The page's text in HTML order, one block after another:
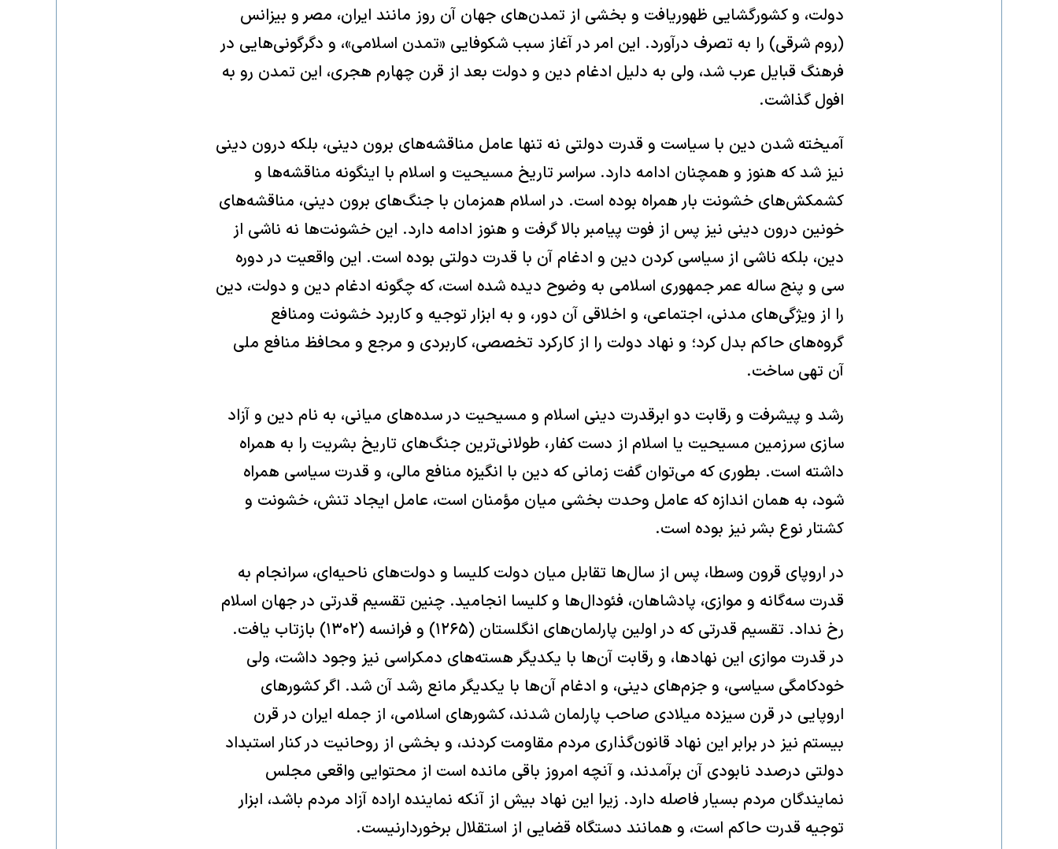
دولت، و کشورگشایی ظهوریافت و بخشی از تمدن‌های جهان آن روز مانند ایران، مصر و بیزانس
(روم شرقی) را به تصرف درآورد. این امر در آغاز سبب شکوفایی «تمدن اسلامی»، و دگرگونی‌هایی در
فرهنگ قبایل عرب شد، ولی به دلیل ادغام دین و دولت بعد از قرن چهارم هجری، این تمدن رو به
افول گذاشت.
آمیخته شدن دین با سیاست و قدرت دولتی نه تنها عامل مناقشه‌های برون دینی، بلکه درون دینی
نیز شد که هنوز و همچنان ادامه دارد. سراسر تاریخ مسیحیت و اسلام با اینگونه مناقشه‌ها و
کشمکش‌های خشونت بار همراه بوده است. در اسلام همزمان با جنگ‌های برون دینی، مناقشه‌های
خونین درون دینی نیز پس از فوت پیامبر بالا گرفت و هنوز ادامه دارد. این خشونت‌ها نه ناشی از
دین، بلکه ناشی از سیاسی کردن دین و ادغام آن با قدرت دولتی بوده است. این واقعیت در دوره
سی و پنج ساله عمر جمهوری اسلامی به وضوح دیده شده است، که چگونه ادغام دین و دولت، دین
را از ویژگی‌های مدنی، اجتماعی، و اخلاقی آن دور، و به ابزار توجیه و کاربرد خشونت ومنافع
گروه‌های حاکم بدل کرد؛ و نهاد دولت را از کارکرد تخصصی، کاربردی و مرجع و محافظ منافع ملی
آن تهی ساخت.
رشد و پیشرفت و رقابت دو ابرقدرت دینی اسلام و مسیحیت در سده‌های میانی، به نام دین و آزاد
سازی سرزمین مسیحیت یا اسلام از دست کفار، طولانی‌ترین جنگ‌های تاریخ بشریت را به همراه
داشته است. بطوری که می‌توان گفت زمانی که دین با انگیزه منافع مالی، و قدرت سیاسی همراه
شود، به‌‌ همان اندازه که عامل وحدت بخشی میان مؤمنان است، عامل ایجاد تنش، خشونت و
کشتار نوع بشر نیز بوده است.
در اروپای قرون وسطا، پس از سال‌ها تقابل میان دولت کلیسا و دولت‌های ناحیه‌ای، سرانجام به
قدرت سه‌گانه و موازی، پادشاهان، فئودال‌ها و کلیسا انجامید. چنین تقسیم قدرتی در جهان اسلام
رخ نداد. تقسیم قدرتی که در اولین پارلمان‌های انگلستان (۱۲۶۵) و فرانسه (۱۳۰۲) بازتاب یافت.
در قدرت موازی این نهاد‌ها، و رقابت آن‌ها با یکدیگر هسته‌های دمکراسی نیز وجود داشت، ولی
خودکامگی سیاسی، و جزم‌های دینی، و ادغام آن‌ها با یکدیگر مانع رشد آن شد. اگر کشورهای
اروپایی در قرن سیزده میلادی صاحب پارلمان شدند، کشورهای اسلامی، از جمله ایران در قرن
بیستم نیز در برابر این نهاد قانون‌گذاری مردم مقاومت کردند، و بخشی از روحانیت در کنار استبداد
دولتی درصدد نابودی آن برآمدند، و آنچه امروز باقی مانده است از محتوایی واقعی مجلس
نمایندگان مردم بسیار فاصله دارد. زیرا این نهاد بیش از آنکه نماینده اراده آزاد مردم باشد، ابزار
توجیه قدرت حاکم است، و همانند دستگاه قضایی از استقلال برخوردارنیست.